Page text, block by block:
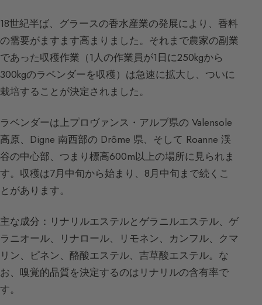
18世紀半ば、グラースの香水産業の発展により、香料
の需要がますます高まりました。それまで農家の副業
であった収穫作業（1人の作業員が1日に250kgから
300kgのラベンダーを収穫）は急速に拡大し、ついに
栽培することが決定されました。
ラベンダーは上プロヴァンス・アルプ県の Valensole
高原、Digne 南西部の Drôme 県、そして Roanne 渓
谷の中心部、つまり標高600m以上の場所に見られま
す。収穫は7月中旬から始まり、8月中旬まで続くこ
とがあります。
主な成分： リナリルエステルとゲラニルエステル、ゲ
ラニオール、リナロール、リモネン、カンフル、クマ
リン、ピネン、酪酸エステル、吉草酸エステル。な
お、嗅覚的品質を決定するのはリナリルの含有率で
す。